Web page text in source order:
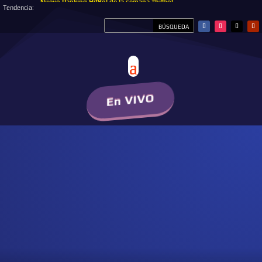
Tendencia:
Nuevo Ranking HitBol de la semana #hitbol
En VIVO